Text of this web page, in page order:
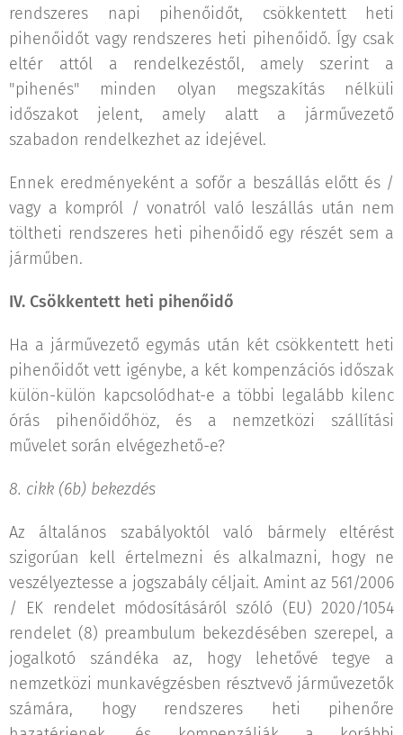
rendszeres napi pihenőidőt, csökkentett heti
pihenőidőt vagy rendszeres heti pihenőidő. Így csak
eltér attól a rendelkezéstől, amely szerint a
"pihenés" minden olyan megszakítás nélküli
időszakot jelent, amely alatt a járművezető
szabadon rendelkezhet az idejével.
Ennek eredményeként a sofőr a beszállás előtt és /
vagy a kompról / vonatról való leszállás után nem
töltheti rendszeres heti pihenőidő egy részét sem a
járműben.
IV. Csökkentett heti pihenőidő
Ha a járművezető egymás után két csökkentett heti
pihenőidőt vett igénybe, a két kompenzációs időszak
külön-külön kapcsolódhat-e a többi legalább kilenc
órás pihenőidőhöz, és a nemzetközi szállítási
művelet során elvégezhető-e?
8. cikk (6b) bekezdés
Az általános szabályoktól való bármely eltérést
szigorúan kell értelmezni és alkalmazni, hogy ne
veszélyeztesse a jogszabály céljait. Amint az 561/2006
/ EK rendelet módosításáról szóló (EU) 2020/1054
rendelet (8) preambulum bekezdésében szerepel, a
jogalkotó szándéka az, hogy lehetővé tegye a
nemzetközi munkavégzésben résztvevő járművezetők
számára, hogy rendszeres heti pihenőre